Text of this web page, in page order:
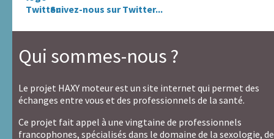
Nom / Pseudo
Si ce n'est déjà fait,lire les conditions générales
Je confirme avoir plus de 18 ans et avoir lu
conditions générales
Suivez-nous sur Twitter...
Qui sommes-nous ?
Le projet HAXY moteur est un site internet qui permet des
échanges entre vous et des professionnels de la santé.
Ce projet fait appel à une vingtaine de professionnels
francophones, spécialisés dans le domaine de la sexologie, de